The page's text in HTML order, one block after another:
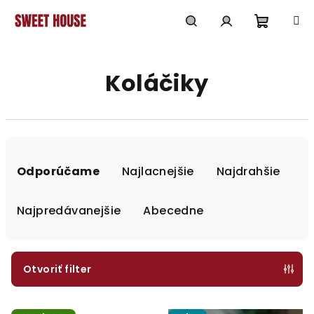
Koláčiky
p
r
Odporúčame Najlacnejšie Najdrahšie
Najpredávanejšie Abecedne
Otvoriť filter
V